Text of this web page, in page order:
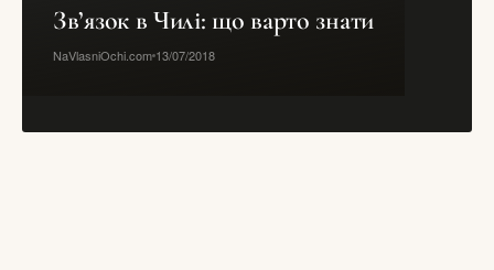
Зв’язок в Чилі: що варто знати
NaVlasniOchi.com 13/07/2018